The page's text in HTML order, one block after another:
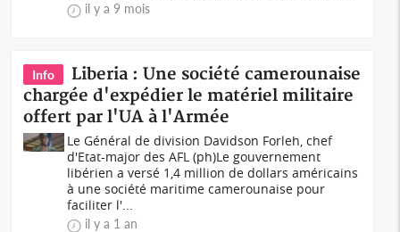
il y a 9 mois
Info
Liberia : Une société camerounaise
chargée d'expédier le matériel militaire
offert par l'UA à l'Armée
Le Général de division Davidson Forleh, chef
d'Etat-major des AFL (ph)Le gouvernement
libérien a versé 1,4 million de dollars américains
à une société maritime camerounaise pour
faciliter l'...
il y a 1 an